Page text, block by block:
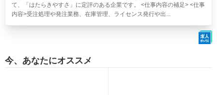
て、「はたらきやすさ」に定評のある企業です。 <仕事内容の補足> <仕事
内容>受注処理や発注業務、在庫管理、ライセンス発行や出...
今、あなたにオススメ